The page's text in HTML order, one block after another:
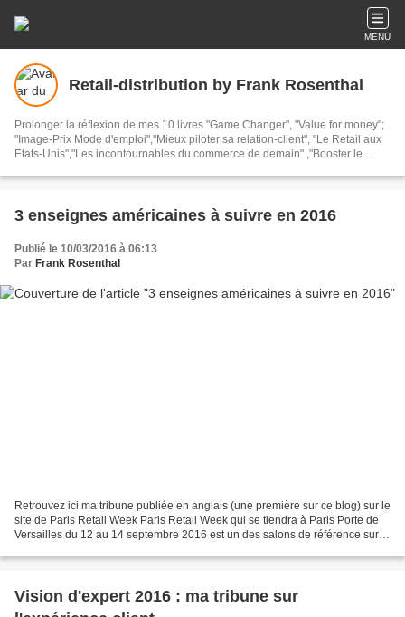
MENU
Retail-distribution by Frank Rosenthal
Prolonger la réflexion de mes 10 livres "Game Changer", "Value for money";
"Image-Prix Mode d'emploi","Mieux piloter sa relation-client", "Le Retail aux
Etats-Unis","Les incontournables du commerce de demain" ,"Booster le
"Mutations du commerce post-covid" Prendre du recul et s'interroger sur
de 3500 articles de ce blog qui existe depuis 2008 : des benchmarks
internationaux et français, plus de 100 villes, plus de 20 pays, plus de 3000
visites magasins réelles et effectuées. Je ne parle ici que des magasins que
j'ai visités REELLEMENT et non virtuellement
3 enseignes américaines à suivre en 2016
Publié le 10/03/2016 à 06:13
Par Frank Rosenthal
Retrouvez ici ma tribune publiée en anglais (une première sur ce blog) sur le
site de Paris Retail Week Paris Retail Week qui se tiendra à Paris Porte de
Versailles du 12 au 14 septembre 2016 est un des salons de référence sur le
Vision d'expert 2016 : ma tribune sur